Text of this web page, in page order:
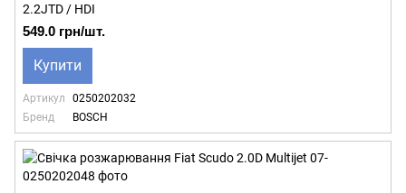
2.2JTD / HDI
549.0 грн/шт.
Купити
Артикул
0250202032
Бренд
BOSCH